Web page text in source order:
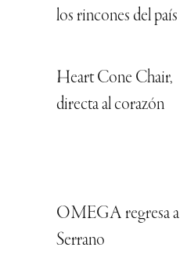
los rincones del país
Heart Cone Chair,
directa al corazón
OMEGA regresa a
Serrano